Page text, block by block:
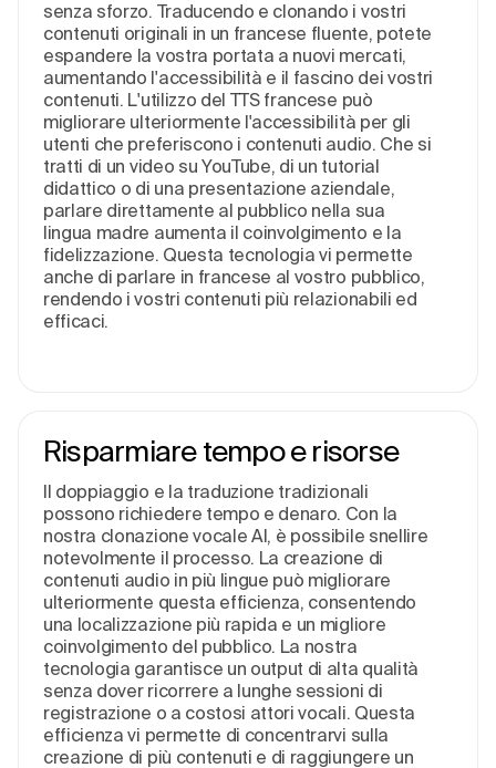
senza sforzo. Traducendo e clonando i vostri
contenuti originali in un francese fluente, potete
espandere la vostra portata a nuovi mercati,
aumentando l'accessibilità e il fascino dei vostri
contenuti. L'utilizzo del TTS francese può
migliorare ulteriormente l'accessibilità per gli
utenti che preferiscono i contenuti audio. Che si
tratti di un video su YouTube, di un tutorial
didattico o di una presentazione aziendale,
parlare direttamente al pubblico nella sua
lingua madre aumenta il coinvolgimento e la
fidelizzazione. Questa tecnologia vi permette
anche di parlare in francese al vostro pubblico,
rendendo i vostri contenuti più relazionabili ed
efficaci.
Risparmiare tempo e risorse
Il doppiaggio e la traduzione tradizionali
possono richiedere tempo e denaro. Con la
nostra clonazione vocale AI, è possibile snellire
notevolmente il processo. La creazione di
contenuti audio in più lingue può migliorare
ulteriormente questa efficienza, consentendo
una localizzazione più rapida e un migliore
coinvolgimento del pubblico. La nostra
tecnologia garantisce un output di alta qualità
senza dover ricorrere a lunghe sessioni di
registrazione o a costosi attori vocali. Questa
efficienza vi permette di concentrarvi sulla
creazione di più contenuti e di raggiungere un